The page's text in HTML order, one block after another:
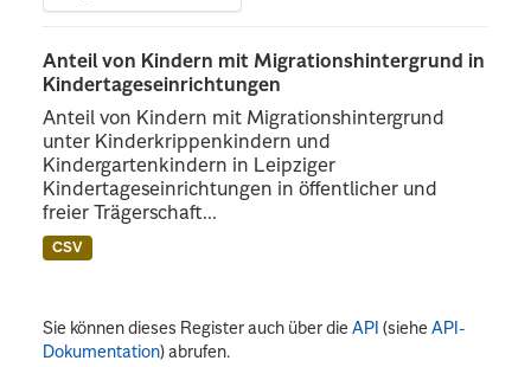
Anteil von Kindern mit Migrationshintergrund in
Kindertageseinrichtungen
Anteil von Kindern mit Migrationshintergrund
unter Kinderkrippenkindern und
Kindergartenkindern in Leipziger
Kindertageseinrichtungen in öffentlicher und
freier Trägerschaft...
CSV
Sie können dieses Register auch über dieAPI (sieheAPI-
Dokumentation) abrufen.